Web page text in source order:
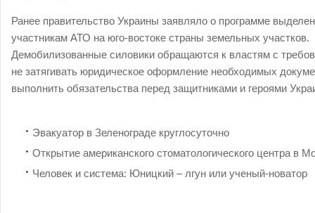
Ранее правительство Украины заявляло о программе
участникам АТО на юго-востоке страны земельных участков.
Демобилизованные силовики обращаются к властям с
не затягивать юридическое оформление необходимых
выполнить обязательства перед защитниками и героями
Эвакуатор в Зеленограде круглосуточно
Открытие американского стоматологического центра в
Человек и система: Юницкий – лгун или ученый-новатор